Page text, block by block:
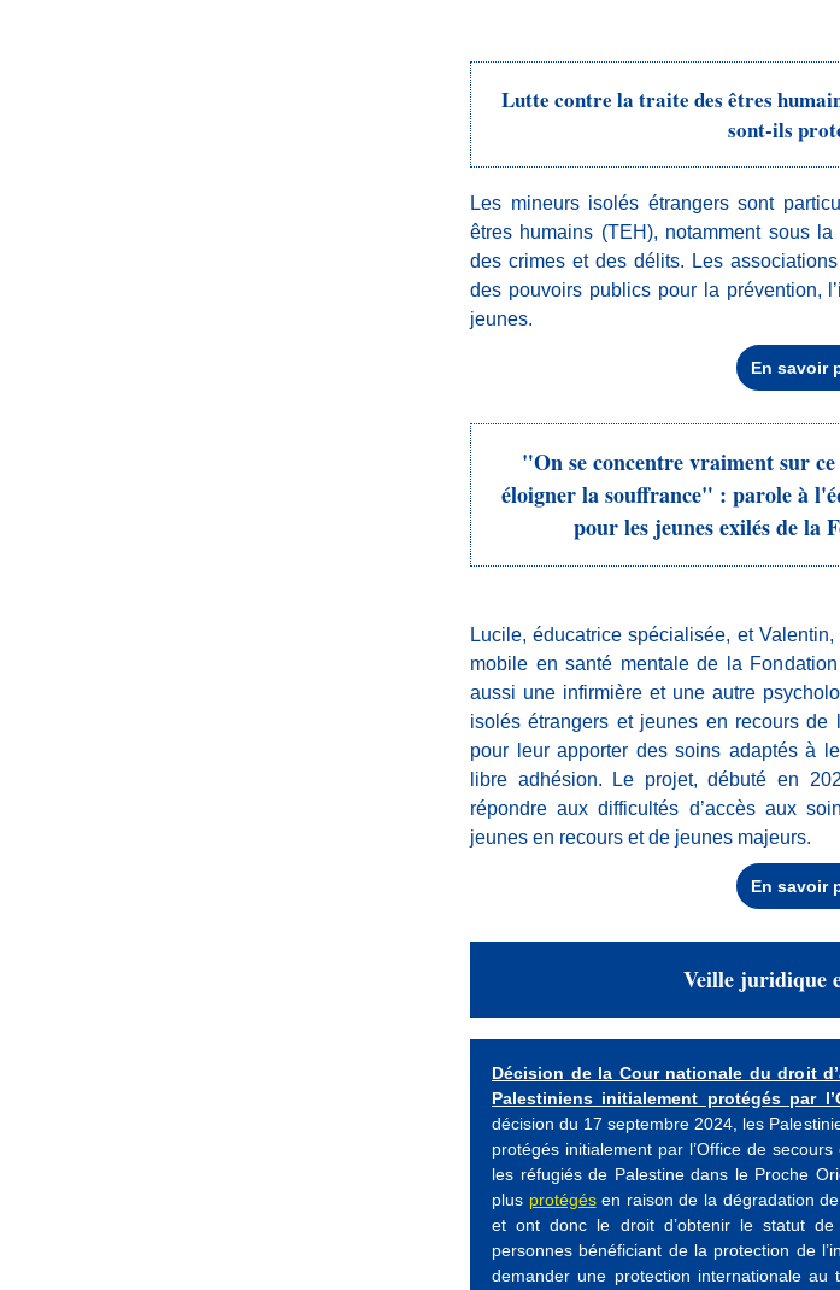
Lutte contre la traite des êtres
sont-ils
Les mineurs isolés étrangers sont
êtres humains (TEH), notamment sous
des crimes et des délits. Les
des pouvoirs publics pour la prévention,
jeunes.
En savoir
"On se concentre vraiment sur
éloigner la souffrance" : parole à
pour les jeunes exilés de la
Lucile, éducatrice spécialisée, et
mobile en santé mentale de la
aussi une infirmière et une autre
isolés étrangers et jeunes en recours
pour leur apporter des soins adaptés à
libre adhésion. Le projet, débuté en
répondre aux difficultés d’accès aux
jeunes en recours et de jeunes majeurs.
En savoir
Veille juridique
Décision de la Cour nationale du droit
Palestiniens initialement protégés par
décision du 17 septembre 2024, les
protégés initialement par l’Office de
les réfugiés de Palestine dans le Proche
plus protégésen raison de la dégradation
et ont donc le droit d’obtenir le statut
personnes bénéficiant de la protection de
demander une protection internationale